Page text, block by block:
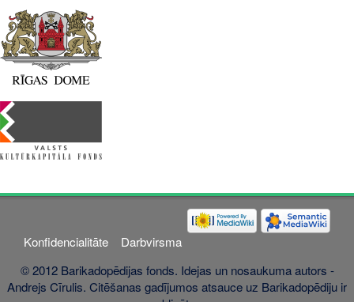
Konfidencialitāte
Darbvirsma
© 2012 Barikadopēdijas fonds. Idejas un nosaukuma autors -
Andrejs Cīrulis. Citēšanas gadījumos atsauce uz Barikadopēdiju ir